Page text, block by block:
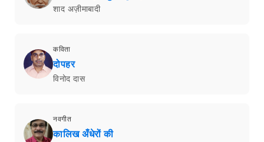
शाद अज़ीमाबादी
कविता
दोपहर
विनोद दास
नवगीत
कालिख अँधेरों की